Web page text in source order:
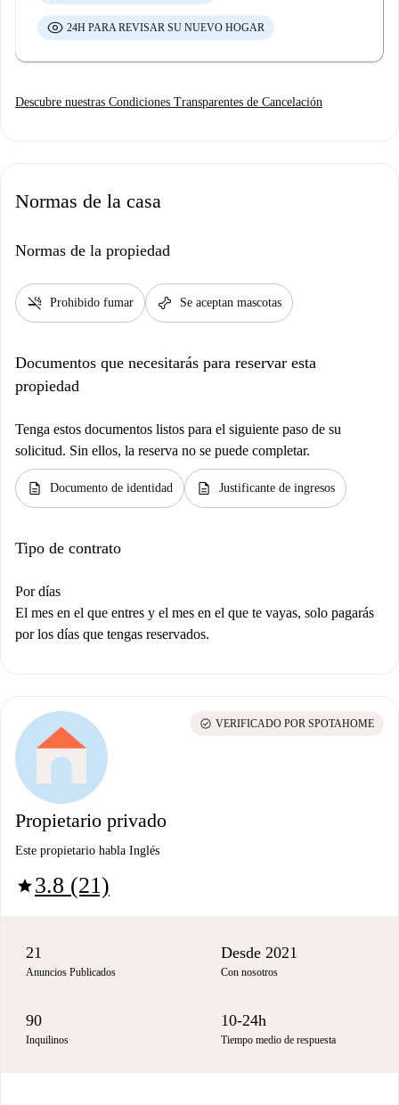
24H PARA REVISAR SU NUEVO HOGAR
Descubre nuestras Condiciones Transparentes de Cancelación
Normas de la casa
Normas de la propiedad
smoke_free Prohibido fumar pet_supplies Se aceptan mascotas
Documentos que necesitarás para reservar esta
propiedad
Tenga estos documentos listos para el siguiente paso de su
solicitud. Sin ellos, la reserva no se puede completar.
description Documento de identidad description Justificante de ingresos
Tipo de contrato
Por días
El mes en el que entres y el mes en el que te vayas, solo pagarás
por los días que tengas reservados.
Propietario privado
Este propietario habla Inglés
star3.8 (21)
check_circle VERIFICADO POR SPOTAHOME
21
Anuncios Publicados
Desde 2021
Con nosotros
90
Inquilinos
10-24h
Tiempo medio de respuesta